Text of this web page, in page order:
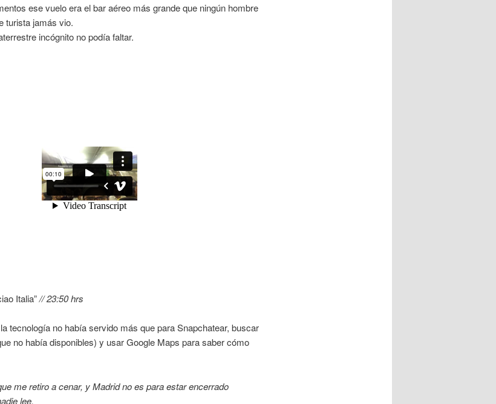
ese vuelo era el bar aéreo más grande que ningún hombre
turista jamás vio.
incógnito no podía faltar.
Italia”// 23:50 hrs
tecnología no había servido más que para Snapchatear, buscar
no había disponibles) y usar Google Maps para saber cómo
me retiro a cenar, y Madrid no es para estar encerrado
lee.